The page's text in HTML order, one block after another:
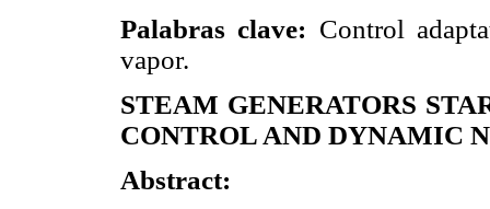
Palabras clave: Control
vapor.
STEAM GENERATORS
CONTROL AND DYNAMIC
Abstract: